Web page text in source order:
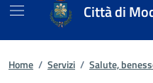
Città di
Home / Servizi / Salute,